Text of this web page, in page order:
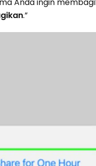
.”